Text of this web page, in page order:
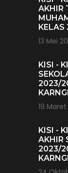
AKHIR
KELAS
13 Mei
KISI -
2023/
19
KISI -
AKHIR
2023/